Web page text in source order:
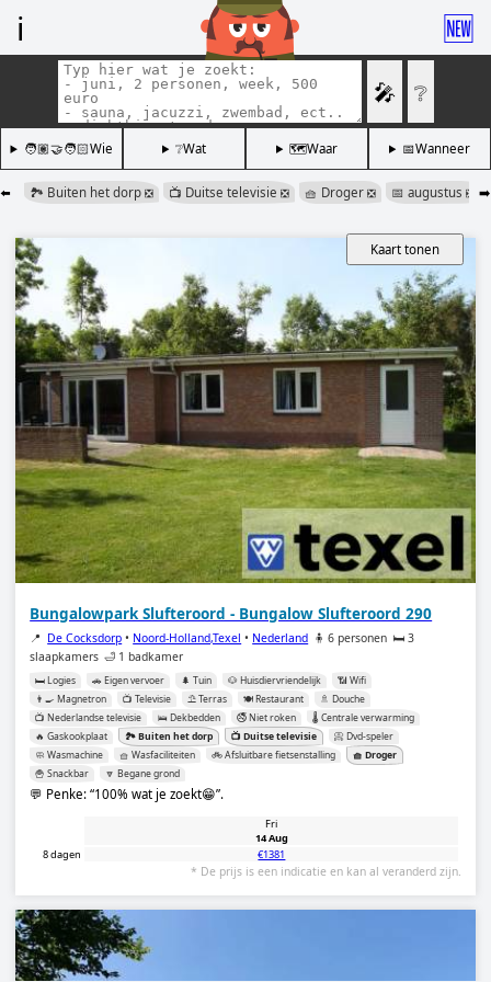
ℹ️ 🆕
🎤 ❔
🧑🏽‍🤝‍🧑🏻Wie ❔Wat 🗺️Waar 📅Wanneer
⬅️ ➡️
🏞️ Buiten het dorp ❎ 📺 Duitse televisie ❎ 🧺 Droger ❎ 📅 augustus ❎
Kaart tonen
Bungalowpark Slufteroord - Bungalow Slufteroord 290
📍 De Cocksdorp • Noord-Holland,Texel • Nederland 🧍 6 personen 🛏️ 3
slaapkamers 🛁 1 badkamer
🛏️ Logies 🚗 Eigen vervoer 🌲 Tuin 🐶 Huisdiervriendelijk
📶 Wifi
👨‍🍳 Magnetron
📺 Televisie ⛱️ Terras 🍽️ Restaurant
🚿 Douche
📺 Nederlandse televisie
🛌 Dekbedden 🚭 Niet roken
🌡️ Centrale verwarming
🔥 Gaskookplaat
🏞️ Buiten het dorp 📺 Duitse televisie
📀 Dvd-speler
🧼 Wasmachine
🧺 Wasfaciliteiten 🚲 Afsluitbare fietsenstalling
🧺 Droger
🍟 Snackbar
🔽 Begane grond
💬 Penke: 100% wat je zoekt😁 .
Fri
14 Aug
8 dagen
€1381
* De prijs is een indicatie en kan al veranderd zijn.